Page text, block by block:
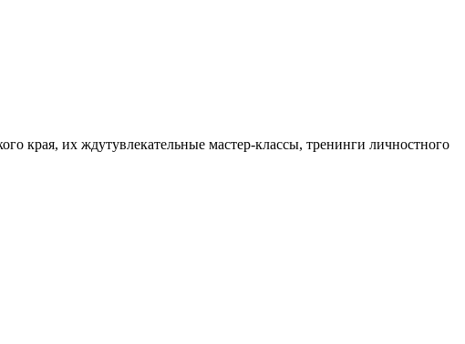
края, их ждутувлекательные мастер-классы, тренинги личностного